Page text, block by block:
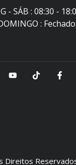
- SÁB : 08:30 -
: Fechado
Direitos